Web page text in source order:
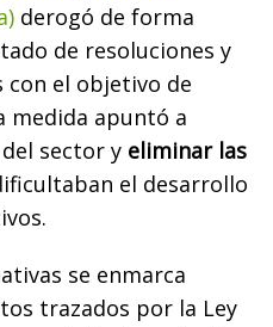
derogó de forma
de resoluciones y
con el objetivo de
medida apuntó a
sector y eliminar las
el desarrollo
se enmarca
trazados por la Ley